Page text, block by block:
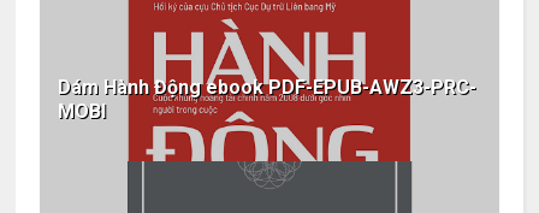
Dám Hành Động ebook PDF-EPUB-AWZ3-PRC-
MOBI